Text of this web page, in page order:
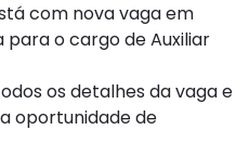
com nova vaga em
o cargo de Auxiliar
os detalhes da vaga e
oportunidade de